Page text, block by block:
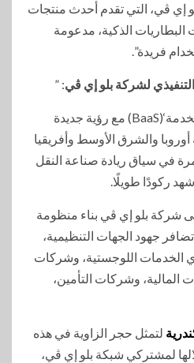
إي ڤي، التي تقدم أحدث منتجات
البطاريات الذكية، مدعومة
فريدة”.
لشركة بلو إي ڤي: ”
إن تقديم مفهوم ’ البطارية كخدمة‘(BaaS) مع رؤية جديدة
والشرق الأوسط وأفريقيا
في سياق ريادة صناعة النقل
ركودًا طويلًا.
شركة بلو إي ڤي بناء منظومة
جهود الجهات التنظيمية،
الخدمات اللوجستية، وشركات
وشركات التأمين،
لتمثل حجر الزاوية في هذه
لمشتركي شبكة بلو إي ڤي،